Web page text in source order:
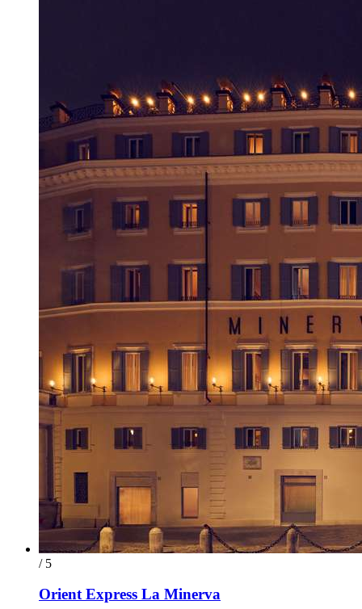
/ 5
Orient Express La Minerva